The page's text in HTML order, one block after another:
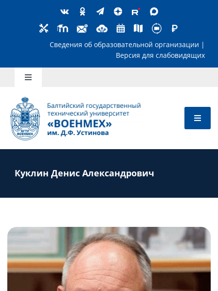
Сведения об образовательной
Toggle
Школьникам
Абитуриентам
Преподавателям
Слушателям
Партнерам
Куклин Денис Александрович